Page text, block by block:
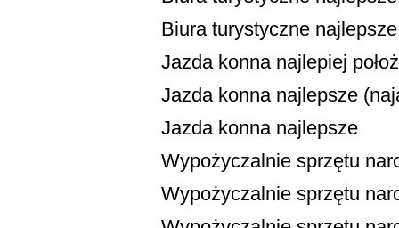
Biura turystyczne najlepsze
Jazda konna najlepiej
Jazda konna najlepsze
Jazda konna najlepsze
Wypożyczalnie sprzętu
Wypożyczalnie sprzętu